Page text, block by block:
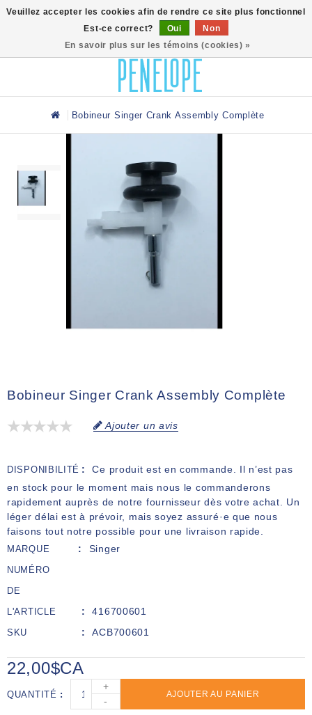
Bobineur Singer Crank Assembly Complète
Bobineur Singer Crank Assembly Complète
Ajouter un avis
DISPONIBILITÉ
Ce produit est en commande. Il n’est pas
en stock pour le moment mais nous le commanderons
rapidement auprès de notre fournisseur dès votre achat. Un
léger délai est à prévoir, mais soyez assuré·e que nous
faisons tout notre possible pour une livraison rapide.
MARQUE Singer
NUMÉRO
DE
L'ARTICLE
416700601
SKU ACB700601
22,00$CA
QUANTITÉ
+
-
AJOUTER AU PANIER
Veuillez accepter les cookies afin de rendre ce site plus fonctionnel
Est-ce correct?
Oui
Non
En savoir plus sur les témoins (cookies) »